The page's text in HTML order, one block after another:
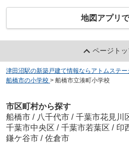
地図アプリ
ページト
津田沼駅の新築戸建て情報ならアトムステー
船橋市の小学校 > 船橋市立湊町小学校
市区町村から探す
船橋市 / 八千代市 / 千葉市花見川
千葉市中央区 / 千葉市若葉区 / 印
鎌ケ谷市 / 佐倉市